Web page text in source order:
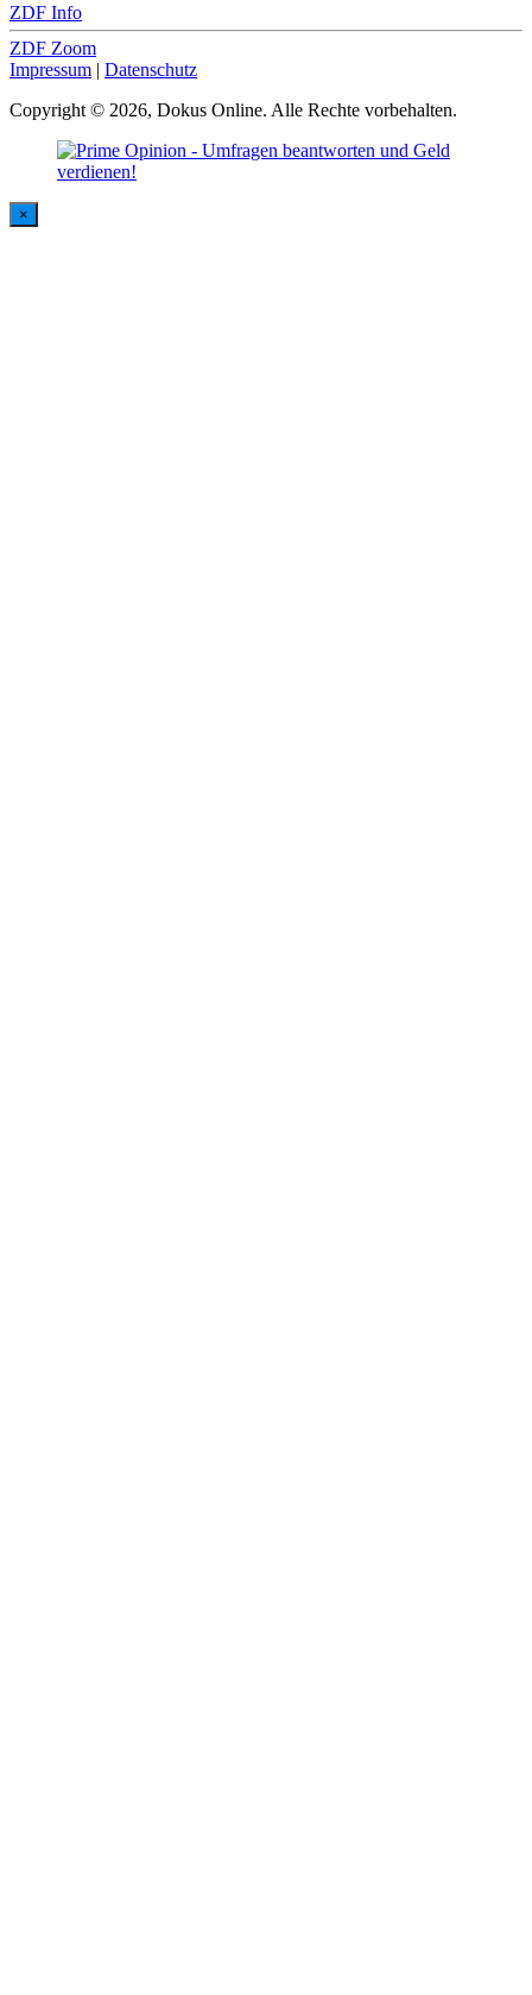
ZDF Info
ZDF Zoom
Impressum | Datenschutz
Copyright © 2026, Dokus Online. Alle Rechte vorbehalten.
×